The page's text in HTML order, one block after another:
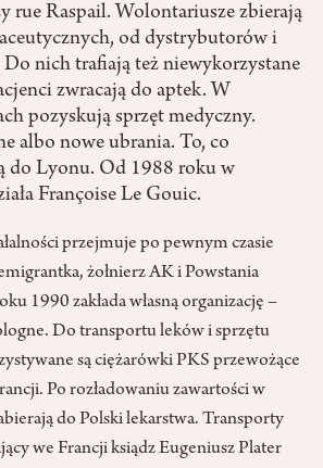
rue Raspail. Wolontariusze zbierają
od dystrybutorów i
nich trafiają też niewykorzystane
zwracają do aptek. W
pozyskują sprzęt medyczny.
albo nowe ubrania. To, co
do Lyonu. Od 1988 roku w
Françoise Le Gouic.
przejmuje po pewnym czasie
żołnierz AK i Powstania
1990 zakłada własną organizację –
Do transportu leków i sprzętu
są ciężarówki PKS przewożące
Po rozładowaniu zawartości w
do Polski lekarstwa. Transporty
we Francji ksiądz Eugeniusz Plater